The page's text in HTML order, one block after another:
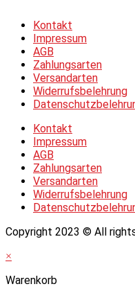
Kontakt
Impressum
AGB
Zahlungsarten
Versandarten
Widerrufsbelehrung
Kontakt
Impressum
AGB
Zahlungsarten
Versandarten
Widerrufsbelehrung
Copyright 2023 © All
×
Warenkorb